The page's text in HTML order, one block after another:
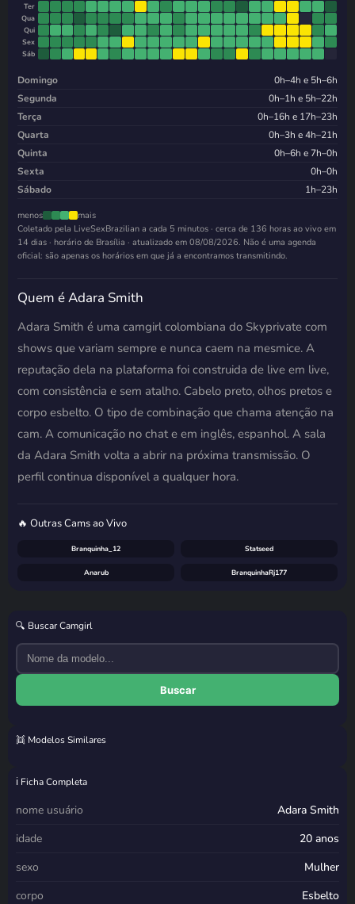
Ter
Qua
Qui
Sex
Sáb
Domingo
0h–4h e 5h–6h
Segunda
0h–1h e 5h–22h
Terça
0h–16h e 17h–23h
Quarta
0h–3h e 4h–21h
Quinta
0h–6h e 7h–0h
Sexta
0h–0h
Sábado
1h–23h
menos
mais
Coletado pela LiveSexBrazilian a cada 5 minutos · cerca de 136 horas ao vivo em
14 dias · horário de Brasília · atualizado em 08/08/2026. Não é uma agenda
oficial: são apenas os horários em que já a encontramos transmitindo.
Quem é Adara Smith
Adara Smith é uma camgirl colombiana do Skyprivate com
shows que variam sempre e nunca caem na mesmice. A
reputação dela na plataforma foi construida de live em live,
com consistência e sem atalho. Cabelo preto, olhos pretos e
corpo esbelto. O tipo de combinação que chama atenção na
cam. A comunicação no chat e em inglês, espanhol. A sala
da Adara Smith volta a abrir na próxima transmissão. O
perfil continua disponível a qualquer hora.
🔥 Outras Cams ao Vivo
Branquinha_12 Statseed
Anarub BranquinhaRj177
🔍 Buscar Camgirl
Buscar
👯 Modelos Similares
ℹ️ Ficha Completa
nome usuário
Adara Smith
idade
20 anos
sexo
Mulher
corpo
Esbelto